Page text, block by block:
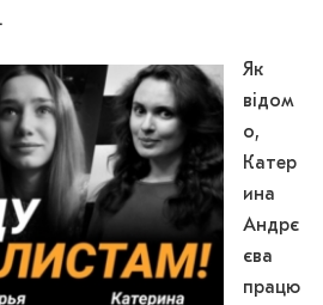
Як
відом
о,
Катер
ина
Андрє
єва
працю